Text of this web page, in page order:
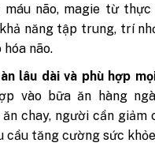
máu não, magie từ
năng tập trung, trí
não.
lâu dài và phù hợp
vào bữa ăn hàng
chay, người cần giảm
cầu tăng cường sức